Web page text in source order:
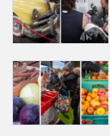
otworzy się w